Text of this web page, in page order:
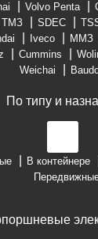
Volvo Penta
ТМЗ SDEC
Iveco ММЗ
Cummins
Weichai
По типу и
В контейнере